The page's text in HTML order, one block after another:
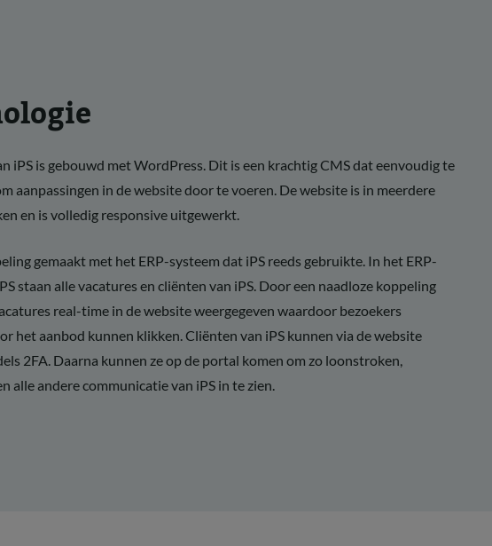
iPS is gebouwd met WordPress. Dit is een krachtig CMS dat eenvoudig te
aanpassingen in de website door te voeren. De website is in meerdere
en is volledig responsive uitgewerkt.
gemaakt met het ERP-systeem dat iPS reeds gebruikte. In het ERP-
staan alle vacatures en cliënten van iPS. Door een naadloze koppeling
real-time in de website weergegeven waardoor bezoekers
het aanbod kunnen klikken. Cliënten van iPS kunnen via de website
2FA. Daarna kunnen ze op de portal komen om zo loonstroken,
alle andere communicatie van iPS in te zien.